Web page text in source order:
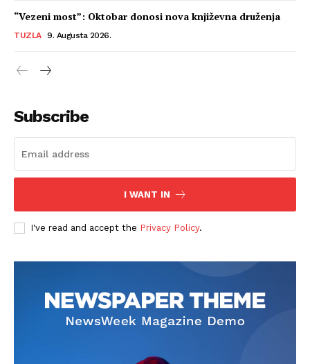
“Vezeni most”: Oktobar donosi nova književna druženja
TUZLA 9. Augusta 2026.
Subscribe
I WANT IN
I've read and accept the Privacy Policy.